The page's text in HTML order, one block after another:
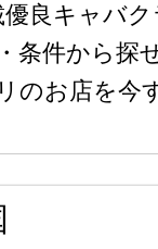
良キャバ
条件から探
のお店を今